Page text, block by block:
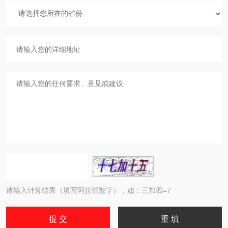
请输入计算结果（填写阿拉伯数字），如：三加四=7